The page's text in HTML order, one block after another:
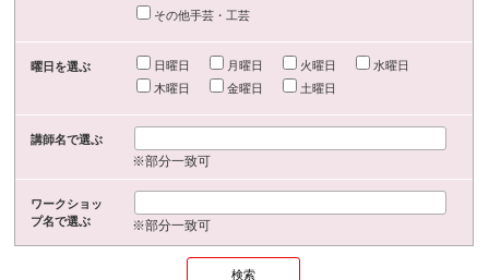
その他手芸・工芸
曜日を選ぶ 日曜日 月曜日 火曜日
水曜日
木曜日
金曜日 土曜日
講師名で選ぶ
※部分一致可
ワークショッ
プ名で選ぶ
※部分一致可